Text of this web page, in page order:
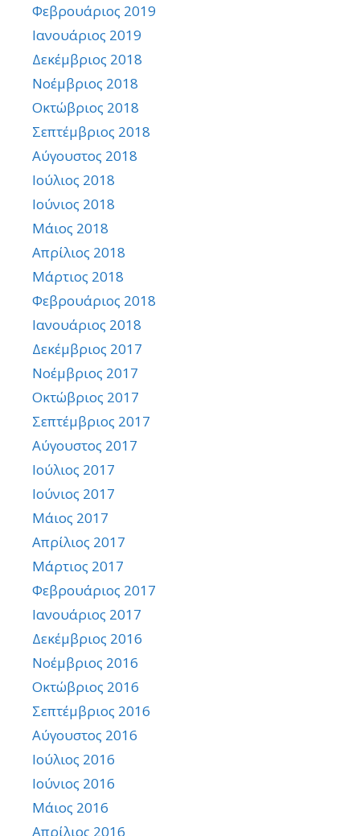
Φεβρουάριος 2019
Ιανουάριος 2019
Δεκέμβριος 2018
Νοέμβριος 2018
Οκτώβριος 2018
Σεπτέμβριος 2018
Αύγουστος 2018
Ιούλιος 2018
Ιούνιος 2018
Μάιος 2018
Απρίλιος 2018
Μάρτιος 2018
Φεβρουάριος 2018
Ιανουάριος 2018
Δεκέμβριος 2017
Νοέμβριος 2017
Οκτώβριος 2017
Σεπτέμβριος 2017
Αύγουστος 2017
Ιούλιος 2017
Ιούνιος 2017
Μάιος 2017
Απρίλιος 2017
Μάρτιος 2017
Φεβρουάριος 2017
Ιανουάριος 2017
Δεκέμβριος 2016
Νοέμβριος 2016
Οκτώβριος 2016
Σεπτέμβριος 2016
Αύγουστος 2016
Ιούλιος 2016
Ιούνιος 2016
Μάιος 2016
Απρίλιος 2016